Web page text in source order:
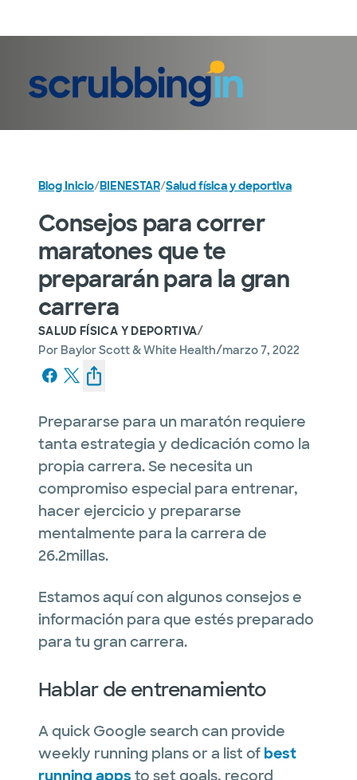
Blog Inicio/BIENESTAR/Salud física y deportiva
Consejos para correr
maratones que te
prepararán para la gran
carrera
SALUD FÍSICA Y DEPORTIVA/
Por Baylor Scott & White Health/marzo 7, 2022
Prepararse para un maratón requiere
tanta estrategia y dedicación como la
propia carrera. Se necesita un
compromiso especial para entrenar,
hacer ejercicio y prepararse
mentalmente para la carrera de
26.2millas.
Estamos aquí con algunos consejos e
información para que estés preparado
para tu gran carrera.
Hablar de entrenamiento
A quick Google search can provide
weekly running plans or a list of best
running apps to set goals, record